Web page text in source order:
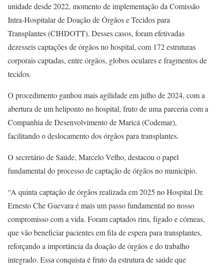
unidade desde 2022, momento de implementação da Comissão
Intra-Hospitalar de Doação de Órgãos e Tecidos para
Transplantes (CIHDOTT). Desses casos, foram efetivadas
dezesseis captações de órgãos no hospital, com 172 estruturas
corporais captadas, entre órgãos, globos oculares e fragmentos de
tecidos.
O procedimento ganhou mais agilidade em julho de 2024, com a
abertura de um heliponto no hospital, fruto de uma parceria com a
Companhia de Desenvolvimento de Maricá (Codemar),
facilitando o deslocamento dos órgãos para transplantes.
O secretário de Saúde, Marcelo Velho, destacou o papel
fundamental do processo de captação de órgãos no município.
“A quinta captação de órgãos realizada em 2025 no Hospital Dr.
Ernesto Che Guevara é mais um passo fundamental no nosso
compromisso com a vida. Foram captados rins, fígado e córneas,
que vão beneficiar pacientes em fila de espera para transplantes,
reforçando a importância da doação de órgãos e do trabalho
integrado. Essa conquista é fruto da estrutura de saúde que